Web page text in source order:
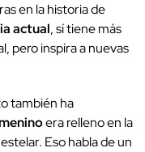
en la historia de
actual, sí tiene más
pero inspira a nuevas
también ha
era relleno en la
Eso habla de un